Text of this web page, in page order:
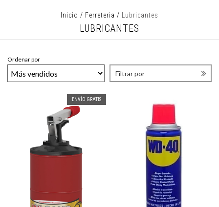
Inicio / Ferreteria / Lubricantes
LUBRICANTES
Ordenar por
Filtrar por
ENVÍO GRATIS